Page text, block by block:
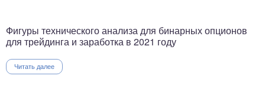
Фигуры технического анализа для бинарных опционов
для трейдинга и заработка в 2021 году
Читать далее